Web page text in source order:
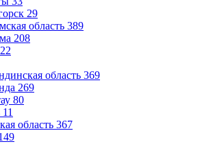
29
область 389
208
22
область 369
269
80
11
область 367